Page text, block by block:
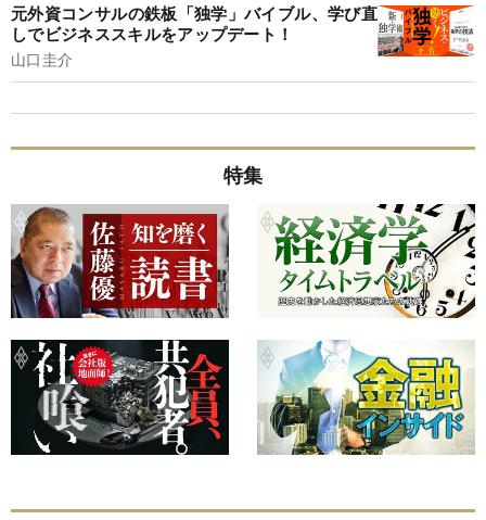
元外資コンサルの鉄板「独学」バイブル、学び直
しでビジネススキルをアップデート！
山口圭介
特集